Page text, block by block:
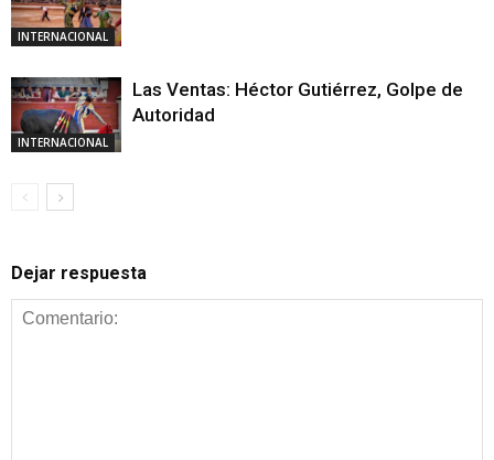
INTERNACIONAL
INTERNACIONAL
Las Ventas: Héctor Gutiérrez, Golpe de
Autoridad
Dejar respuesta